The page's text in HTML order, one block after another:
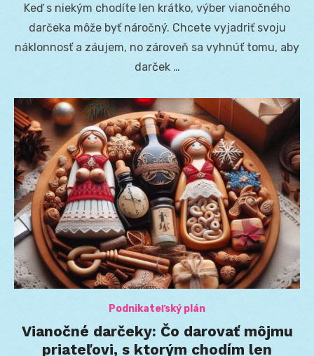
Keď s niekým chodíte len krátko, výber vianočného
darčeka môže byť náročný. Chcete vyjadriť svoju
náklonnosť a záujem, no zároveň sa vyhnúť tomu, aby
darček …
Podnikateľský plán
Vianočné darčeky: Čo darovať môjmu
priateľovi, s ktorým chodím len